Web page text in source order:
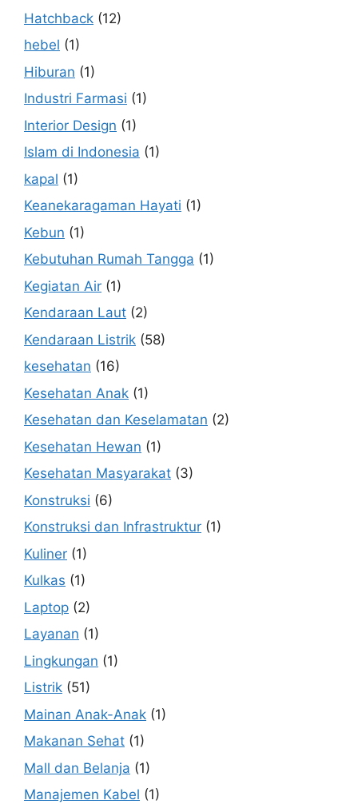
Hatchback (12)
hebel (1)
Hiburan (1)
Industri Farmasi (1)
Interior Design (1)
Islam di Indonesia (1)
kapal (1)
Keanekaragaman Hayati (1)
Kebun (1)
Kebutuhan Rumah Tangga (1)
Kegiatan Air (1)
Kendaraan Laut (2)
Kendaraan Listrik (58)
kesehatan (16)
Kesehatan Anak (1)
Kesehatan dan Keselamatan (2)
Kesehatan Hewan (1)
Kesehatan Masyarakat (3)
Konstruksi (6)
Konstruksi dan Infrastruktur (1)
Kuliner (1)
Kulkas (1)
Laptop (2)
Layanan (1)
Lingkungan (1)
Listrik (51)
Mainan Anak-Anak (1)
Makanan Sehat (1)
Mall dan Belanja (1)
Manajemen Kabel (1)